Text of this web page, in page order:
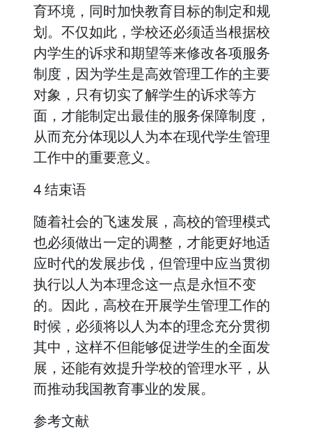
育环境，同时加快教育目标的制定和规
划。不仅如此，学校还必须适当根据校
内学生的诉求和期望等来修改各项服务
制度，因为学生是高效管理工作的主要
对象，只有切实了解学生的诉求等方
面，才能制定出最佳的服务保障制度，
从而充分体现以人为本在现代学生管理
工作中的重要意义。
4 结束语
随着社会的飞速发展，高校的管理模式
也必须做出一定的调整，才能更好地适
应时代的发展步伐，但管理中应当贯彻
执行以人为本理念这一点是永恒不变
的。因此，高校在开展学生管理工作的
时候，必须将以人为本的理念充分贯彻
其中，这样不但能够促进学生的全面发
展，还能有效提升学校的管理水平，从
而推动我国教育事业的发展。
参考文献